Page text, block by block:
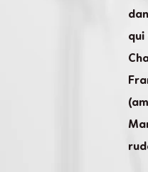
qui